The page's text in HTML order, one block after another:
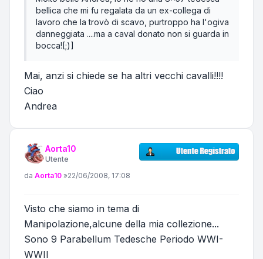
bellica che mi fu regalata da un ex-collega di
lavoro che la trovò di scavo, purtroppo ha l'ogiva
danneggiata ....ma a caval donato non si guarda in
bocca![;)]
Mai, anzi si chiede se ha altri vecchi cavalli!!!!
Ciao
Andrea
Aorta10
Utente
Messaggio
da Aorta10 »22/06/2008, 17:08
Visto che siamo in tema di
Manipolazione,alcune della mia collezione...
Sono 9 Parabellum Tedesche Periodo WWI-
WWII